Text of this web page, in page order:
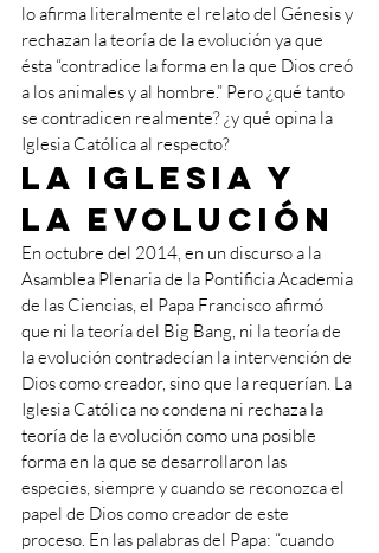
lo afirma literalmente el relato del Génesis y
rechazan la teoría de la evolución ya que
ésta “contradice la forma en la que Dios creó
a los animales y al hombre.” Pero ¿qué tanto
se contradicen realmente? ¿y qué opina la
Iglesia Católica al respecto?
La Iglesia y
la evolución
En octubre del 2014, en un discurso a la
Asamblea Plenaria de la Pontificia Academia
de las Ciencias, el Papa Francisco afirmó
que ni la teoría del Big Bang, ni la teoría de
la evolución contradecían la intervención de
Dios como creador, sino que la requerían. La
Iglesia Católica no condena ni rechaza la
teoría de la evolución como una posible
forma en la que se desarrollaron las
especies, siempre y cuando se reconozca el
papel de Dios como creador de este
proceso. En las palabras del Papa: “cuando